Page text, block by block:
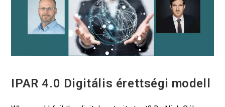
IPAR 4.0 Digitális érettségi modell